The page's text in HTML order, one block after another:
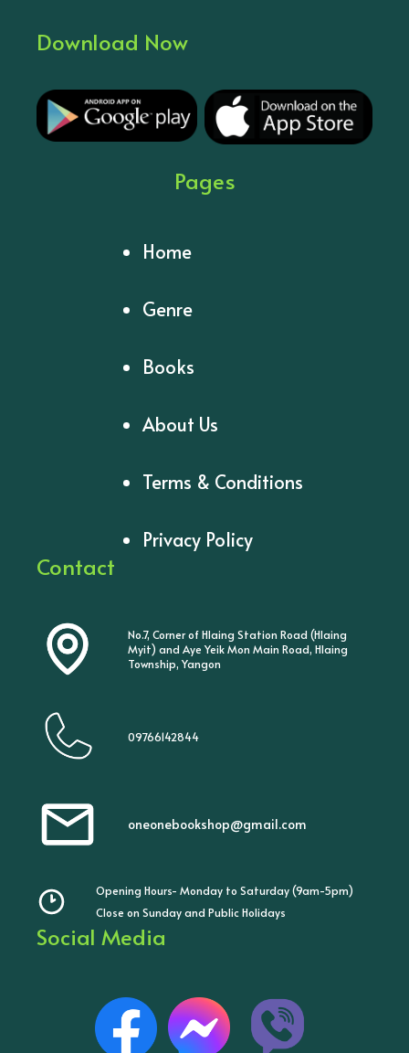
Download Now
Pages
Home
Genre
Books
About Us
Terms & Conditions
Privacy Policy
Contact
No.7, Corner of Hlaing Station Road (Hlaing
Myit) and Aye Yeik Mon Main Road, Hlaing
Township, Yangon
09766142844
oneonebookshop@gmail.com
Opening Hours- Monday to Saturday (9am-5pm)
Close on Sunday and Public Holidays
Social Media